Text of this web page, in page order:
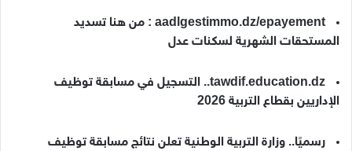
aadlgestimmo.dz/epayement : من هنا تسديد
المستحقات الشهرية لسكنات عدل
tawdif.education.dz.. التسجيل في مسابقة توظيف
الإداريين بقطاع التربية 2026
رسميًا.. وزارة التربية الوطنية تعلن نتائج مسابقة توظيف